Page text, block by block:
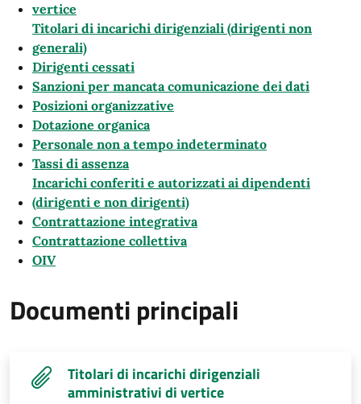
vertice
Titolari di incarichi dirigenziali (dirigenti non
generali)
Dirigenti cessati
Sanzioni per mancata comunicazione dei dati
Posizioni organizzative
Dotazione organica
Personale non a tempo indeterminato
Tassi di assenza
Incarichi conferiti e autorizzati ai dipendenti
(dirigenti e non dirigenti)
Contrattazione integrativa
Contrattazione collettiva
OIV
Documenti principali
Titolari di incarichi dirigenziali
amministrativi di vertice